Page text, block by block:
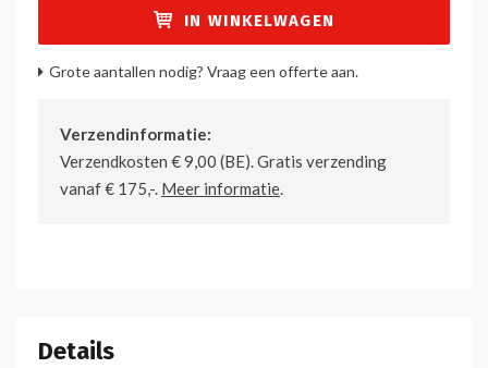
IN WINKELWAGEN
Grote aantallen nodig? Vraag een offerte aan.
Verzendinformatie:
Verzendkosten € 9,00 (BE). Gratis verzending
vanaf € 175,-. Meer informatie.
Details